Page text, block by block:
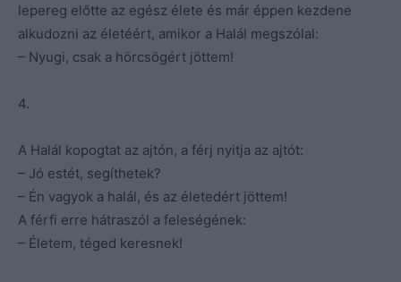
lepereg előtte az egész élete és már éppen kezdene
alkudozni az életéért, amikor a Halál megszólal:
– Nyugi, csak a hörcsögért jöttem!
4.
A Halál kopogtat az ajtón, a férj nyitja az ajtót:
– Jó estét, segíthetek?
– Én vagyok a halál, és az életedért jöttem!
A férfi erre hátraszól a feleségének:
– Életem, téged keresnek!